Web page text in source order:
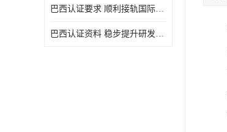
巴西认证要求 顺利接轨国际规范
巴西认证资料 稳步提升研发能力